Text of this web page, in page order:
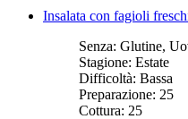
Insalata con fagioli
Senza: Glutine,
Stagione: Estate
Difficoltà: Bassa
Preparazione: 25
Cottura: 25